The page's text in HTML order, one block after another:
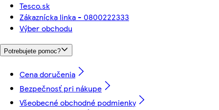
Tesco.sk
Zákaznícka linka - 0800222333
Výber obchodu
Potrebujete pomoc?
Cena doručenia
Bezpečnosť pri nákupe
Všeobecné obchodné podmienky